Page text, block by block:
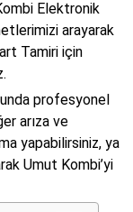
Elektronik
arayarak
Tamiri için
profesyonel
arıza ve
yapabilirsiniz, ya
Umut Kombi’yi